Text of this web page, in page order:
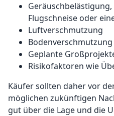
Flugschneise oder
Luftverschmutzung
Bodenverschmutzung
Geplante
Risikofaktoren wie
Käufer sollten daher vor
möglichen zukünftigen
gut über die Lage und die